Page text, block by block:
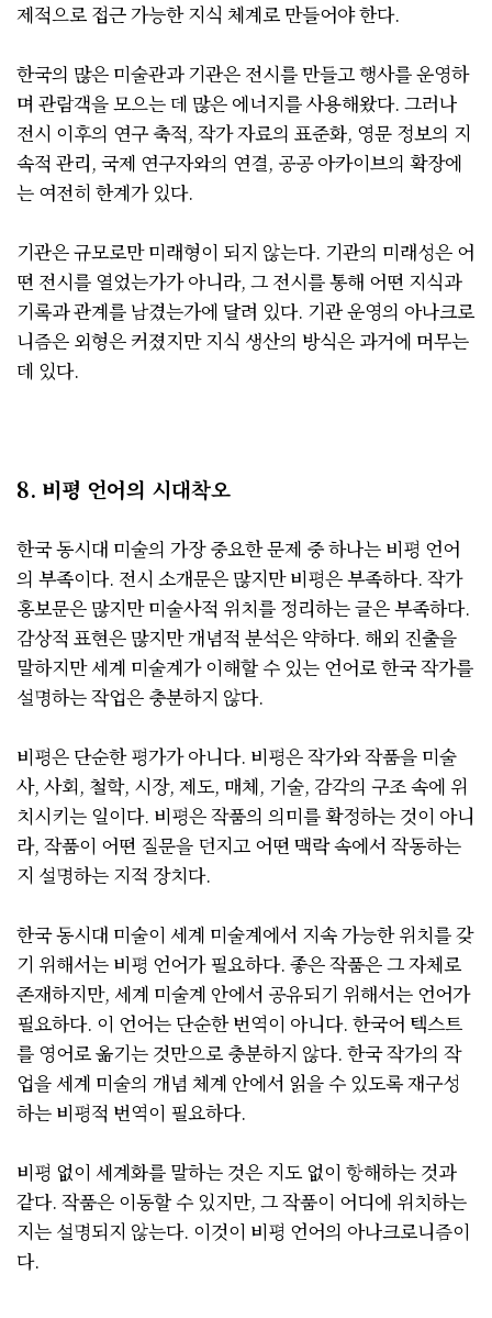
제적으로 접근 가능한 지식 체계로 만들어야 한다.
한국의 많은 미술관과 기관은 전시를 만들고 행사를 운영하
며 관람객을 모으는 데 많은 에너지를 사용해왔다. 그러나
전시 이후의 연구 축적, 작가 자료의 표준화, 영문 정보의 지
속적 관리, 국제 연구자와의 연결, 공공 아카이브의 확장에
는 여전히 한계가 있다.
기관은 규모로만 미래형이 되지 않는다. 기관의 미래성은 어
떤 전시를 열었는가가 아니라, 그 전시를 통해 어떤 지식과
기록과 관계를 남겼는가에 달려 있다. 기관 운영의 아나크로
니즘은 외형은 커졌지만 지식 생산의 방식은 과거에 머무는
데 있다.
8. 비평 언어의 시대착오
한국 동시대 미술의 가장 중요한 문제 중 하나는 비평 언어
의 부족이다. 전시 소개문은 많지만 비평은 부족하다. 작가
홍보문은 많지만 미술사적 위치를 정리하는 글은 부족하다.
감상적 표현은 많지만 개념적 분석은 약하다. 해외 진출을
말하지만 세계 미술계가 이해할 수 있는 언어로 한국 작가를
설명하는 작업은 충분하지 않다.
비평은 단순한 평가가 아니다. 비평은 작가와 작품을 미술
사, 사회, 철학, 시장, 제도, 매체, 기술, 감각의 구조 속에 위
치시키는 일이다. 비평은 작품의 의미를 확정하는 것이 아니
라, 작품이 어떤 질문을 던지고 어떤 맥락 속에서 작동하는
지 설명하는 지적 장치다.
한국 동시대 미술이 세계 미술계에서 지속 가능한 위치를 갖
기 위해서는 비평 언어가 필요하다. 좋은 작품은 그 자체로
존재하지만, 세계 미술계 안에서 공유되기 위해서는 언어가
필요하다. 이 언어는 단순한 번역이 아니다. 한국어 텍스트
를 영어로 옮기는 것만으로 충분하지 않다. 한국 작가의 작
업을 세계 미술의 개념 체계 안에서 읽을 수 있도록 재구성
하는 비평적 번역이 필요하다.
비평 없이 세계화를 말하는 것은 지도 없이 항해하는 것과
같다. 작품은 이동할 수 있지만, 그 작품이 어디에 위치하는
지는 설명되지 않는다. 이것이 비평 언어의 아나크로니즘이
다.